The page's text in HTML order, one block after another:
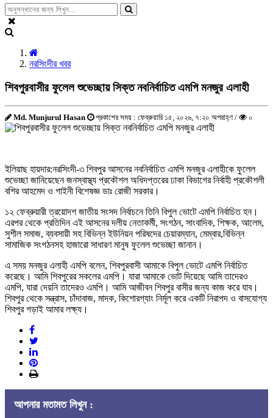
নরসিংদীর খবর
শিবপুরবাসীর ফুলেল শুভেচ্ছায় সিক্ত নবনির্বাচিত এমপি মনজুর এলাহী
Md. Munjurul Hasan প্রকাশের সময় : ফেব্রুয়ারি ১৫, ২০২৬, ৭:২০ অপরাহ্ণ / ০
ইলিয়াছ হায়দার:নরসিংদী-৩ শিবপুর আসনের নবনির্বাচিত এমপি মনজুর এলাহীকে ফুলেল
শুভেচ্ছা জানিয়েছেন জনস্বাস্থ্য প্রকৌশল অধিদপ্তরের ঢাকা বিভাগের নির্বাহী প্রকৌশলী
বশির আহমেদ ও গাইনী বিশেষজ্ঞ ডাঃ রোজী সরকার।
১২ ফেব্রুয়ারী ত্রয়োদশ জাতীয় সংসদ নির্বাচনে তিনি বিপুল ভোটে এমপি নির্বাচিত হন।
এরপর থেকে প্রতিদিন এই আসনের দলীয় নেতাকর্মী, সংগঠন, সাংবাদিক, শিক্ষক, আলেম,
সুশীল সমাজ, ব্যবসায়ী সহ বিভিন্ন ইউনিয়ন পরিষদের চেয়ারম্যান, মেম্বার,বিভিন্ন
সামাজিক সংগঠনসহ হাজারো সাধারণ মানুষ ফুলেল শুভেচ্ছা জানান।
এ সময় মনজুর এলাহী এমপি বলেন, শিবপুরবাসী আমাকে বিপুল ভোটে এমপি নির্বাচিত
করেছে। আমি শিবপুরের সকলের এমপি। যারা আমাকে ভোট দিয়েছে আমি তাদেরও
এমপি, যারা দেয়নি তাদেরও এমপি। আমি আজীবন শিবপুর বাসীর জন্য কাজ করে যাব।
শিবপুর থেকে সন্ত্রাস, চাঁদাবাজ, মাদক, কিশোরগ্যাং নির্মূল করে একটি নিরাপদ ও বাসযোগ্য
শিবপুর গড়াই আমার লক্ষ্য।
আপনার মতামত লিখুন :